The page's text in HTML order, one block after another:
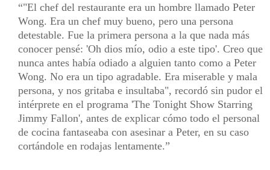
"El chef del restaurante era un hombre llamado Peter
Wong. Era un chef muy bueno, pero una persona
detestable. Fue la primera persona a la que nada más
conocer pensé: 'Oh dios mío, odio a este tipo'. Creo que
nunca antes había odiado a alguien tanto como a Peter
Wong. No era un tipo agradable. Era miserable y mala
persona, y nos gritaba e insultaba", recordó sin pudor el
intérprete en el programa 'The Tonight Show Starring
Jimmy Fallon', antes de explicar cómo todo el personal
de cocina fantaseaba con asesinar a Peter, en su caso
cortándole en rodajas lentamente.